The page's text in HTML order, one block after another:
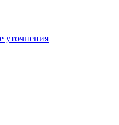
уточнения